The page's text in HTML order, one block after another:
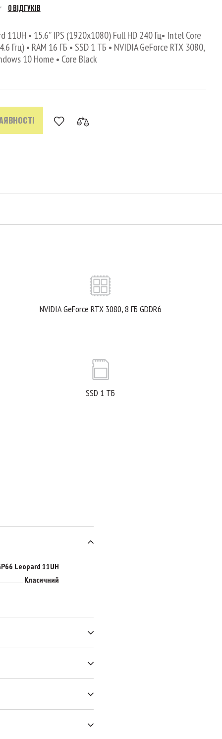
0 ВІДГУКІВ
11UH • 15.6’’ IPS (1920x1080) Full HD 240 Гц• Intel Core
Ггц) • RAM 16 ГБ • SSD 1 ТБ • NVIDIA GeForce RTX 3080,
10 Home • Core Black
NVIDIA GeForce RTX 3080, 8 ГБ GDDR6
SSD 1 ТБ
Leopard 11UH
Класичний